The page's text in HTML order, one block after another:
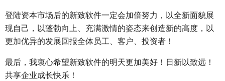
登陆资本市场后的新致软件一定会加倍努力，以全新面貌展
现自己，以蓬勃向上、充满激情的姿态来创造新的高度，以
更加优异的发展回报全体员工、客户、投资者！
最后，我衷心希望新致软件的明天更加美好！日新以致远！
共享企业成长快乐！